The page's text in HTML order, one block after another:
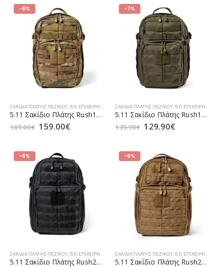
-6%
ΣΑΚΊΔΙΑ ΠΛΆΤΗΣ ΠΕΖΙΚΟΎ, 5.11,ΕΠΙΧΕΙΡΗΣΙΑΚΆ ΣΑΚΊΔΙΑ TACTICAL ,ΣΑΚΊΔΙΑ / ΣΑΚ ΒΟΥΑΓΙΆΖ
5.11 Σακίδιο Πλάτης Rush12 2.0 24lt Multicam (56562)
169.00€ 159.00€
-7%
ΣΑΚΊΔΙΑ ΠΛΆΤΗΣ ΠΕΖΙΚΟΎ, 5.11,ΕΠΙΧΕΙΡΗΣΙΑΚΆ ΣΑΚΊΔΙΑ TACTICAL
5.11 Σακίδιο Πλάτης Rush12 2.0 24lt Ranger Green (56561)
139.90€ 129.90€
-6%
ΣΑΚΊΔΙΑ ΠΛΆΤΗΣ ΠΕΖΙΚΟΎ, 5.11,ΕΠΙΧΕΙΡΗΣΙΑΚΆ ΣΑΚΊΔΙΑ TACTICAL ,ΣΑΚΊΔΙΑ / ΣΑΚ ΒΟΥΑΓΙΆΖ
5.11 Σακίδιο Πλάτης Rush24 2.0 37lt Double Tap (56563)
-6%
ΣΑΚΊΔΙΑ ΠΛΆΤΗΣ ΠΕΖΙΚΟΎ, 5.11,ΕΠΙΧΕΙΡΗΣΙΑΚΆ ΣΑΚΊΔΙΑ TACTICAL
5.11 Σακίδιο Πλάτης Rush24 2.0 37lt Kangaroo (56563)